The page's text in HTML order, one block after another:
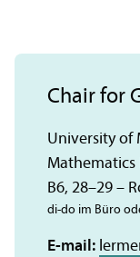
Chair for
University of
B6, 28–29 –
di-do im Büro
E-mail: